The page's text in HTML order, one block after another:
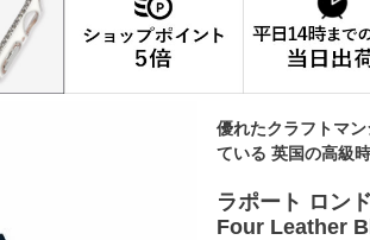
優れたクラフトマ
ている 英国の高級
ラポート ロン
Four Leather